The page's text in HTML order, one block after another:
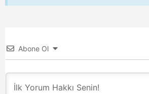
Abone Ol